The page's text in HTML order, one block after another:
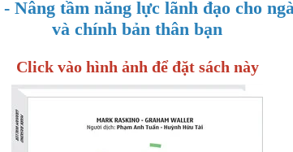
Nâng tầm năng lực lãnh đạo cho
và chính bản thân bạn
Click vào hình ảnh để đặt sách này